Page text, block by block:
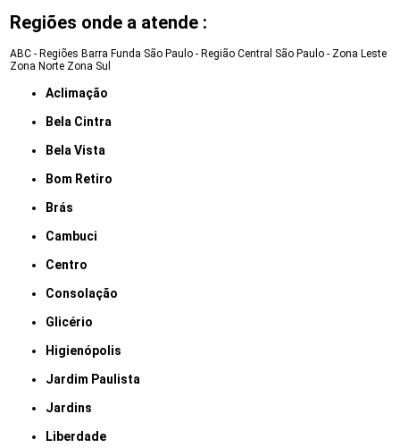
Regiões onde a atende :
ABC - Regiões Barra Funda São Paulo - Região Central São Paulo - Zona Leste
Zona Norte Zona Sul
Aclimação
Bela Cintra
Bela Vista
Bom Retiro
Brás
Cambuci
Centro
Consolação
Glicério
Higienópolis
Jardim Paulista
Jardins
Liberdade